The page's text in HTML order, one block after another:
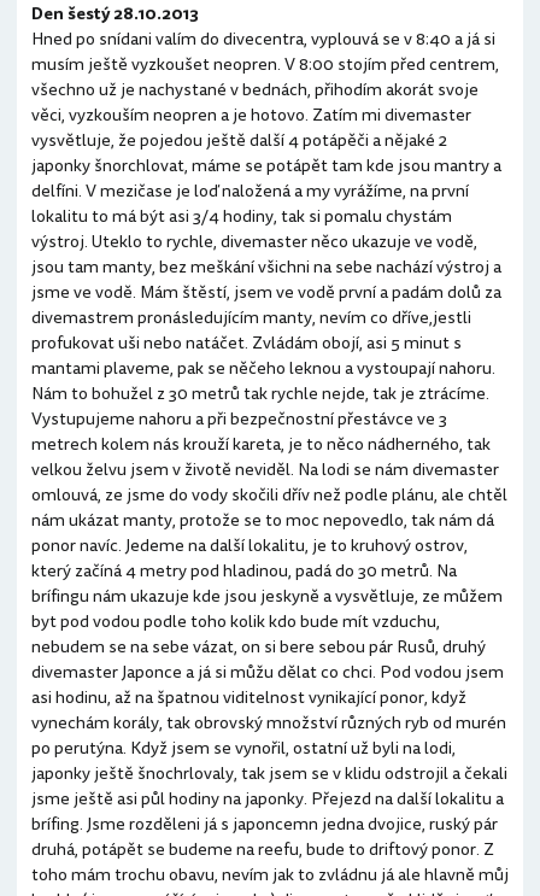
Den šestý 28.10.2013
Hned po snídani valím do divecentra, vyplouvá se v 8:40 a já si
musím ještě vyzkoušet neopren. V 8:00 stojím před centrem,
všechno už je nachystané v bednách, přihodím akorát svoje
věci, vyzkouším neopren a je hotovo. Zatím mi divemaster
vysvětluje, že pojedou ještě další 4 potápěči a nějaké 2
japonky šnorchlovat, máme se potápět tam kde jsou mantry a
delfíni. V mezičase je loď naložená a my vyrážíme, na první
lokalitu to má být asi 3/4 hodiny, tak si pomalu chystám
výstroj. Uteklo to rychle, divemaster něco ukazuje ve vodě,
jsou tam manty, bez meškání všichni na sebe nachází výstroj a
jsme ve vodě. Mám štěstí, jsem ve vodě první a padám dolů za
divemastrem pronásledujícím manty, nevím co dříve,jestli
profukovat uši nebo natáčet. Zvládám obojí, asi 5 minut s
mantami plaveme, pak se něčeho leknou a vystoupají nahoru.
Nám to bohužel z 30 metrů tak rychle nejde, tak je ztrácíme.
Vystupujeme nahoru a při bezpečnostní přestávce ve 3
metrech kolem nás krouží kareta, je to něco nádherného, tak
velkou želvu jsem v životě neviděl. Na lodi se nám divemaster
omlouvá, ze jsme do vody skočili dřív než podle plánu, ale chtěl
nám ukázat manty, protože se to moc nepovedlo, tak nám dá
ponor navíc. Jedeme na další lokalitu, je to kruhový ostrov,
který začíná 4 metry pod hladinou, padá do 30 metrů. Na
brífingu nám ukazuje kde jsou jeskyně a vysvětluje, ze můžem
byt pod vodou podle toho kolik kdo bude mít vzduchu,
nebudem se na sebe vázat, on si bere sebou pár Rusů, druhý
divemaster Japonce a já si můžu dělat co chci. Pod vodou jsem
asi hodinu, až na špatnou viditelnost vynikající ponor, když
vynechám korály, tak obrovský množství různých ryb od murén
po perutýna. Když jsem se vynořil, ostatní už byli na lodi,
japonky ještě šnochrlovaly, tak jsem se v klidu odstrojil a čekali
jsme ještě asi půl hodiny na japonky. Přejezd na další lokalitu a
brífing. Jsme rozděleni já s japoncemn jedna dvojice, ruský pár
druhá, potápět se budeme na reefu, bude to driftový ponor. Z
toho mám trochu obavu, nevím jak to zvládnu já ale hlavně můj